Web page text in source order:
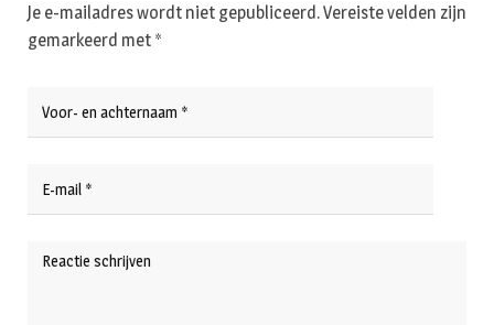
Je e-mailadres wordt niet gepubliceerd.Vereiste velden zijn
gemarkeerd met *